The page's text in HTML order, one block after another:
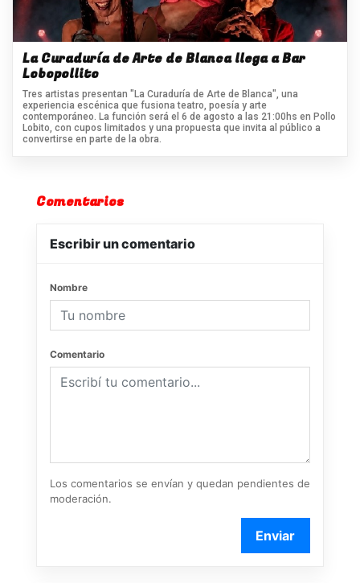
La Curaduría de Arte de Blanca llega a Bar
Lobopollito
Tres artistas presentan "La Curaduría de Arte de Blanca", una
experiencia escénica que fusiona teatro, poesía y arte
contemporáneo. La función será el 6 de agosto a las 21:00hs en Pollo
Lobito, con cupos limitados y una propuesta que invita al público a
convertirse en parte de la obra.
Comentarios
Escribir un comentario
Nombre
Comentario
Los comentarios se envían y quedan pendientes de
moderación.
Enviar